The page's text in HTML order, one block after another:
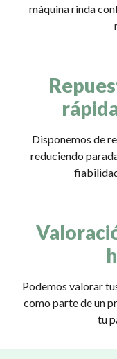
máquina rinda
Disponemos de
reduciendo
Podemos valorar
como parte de un
tu